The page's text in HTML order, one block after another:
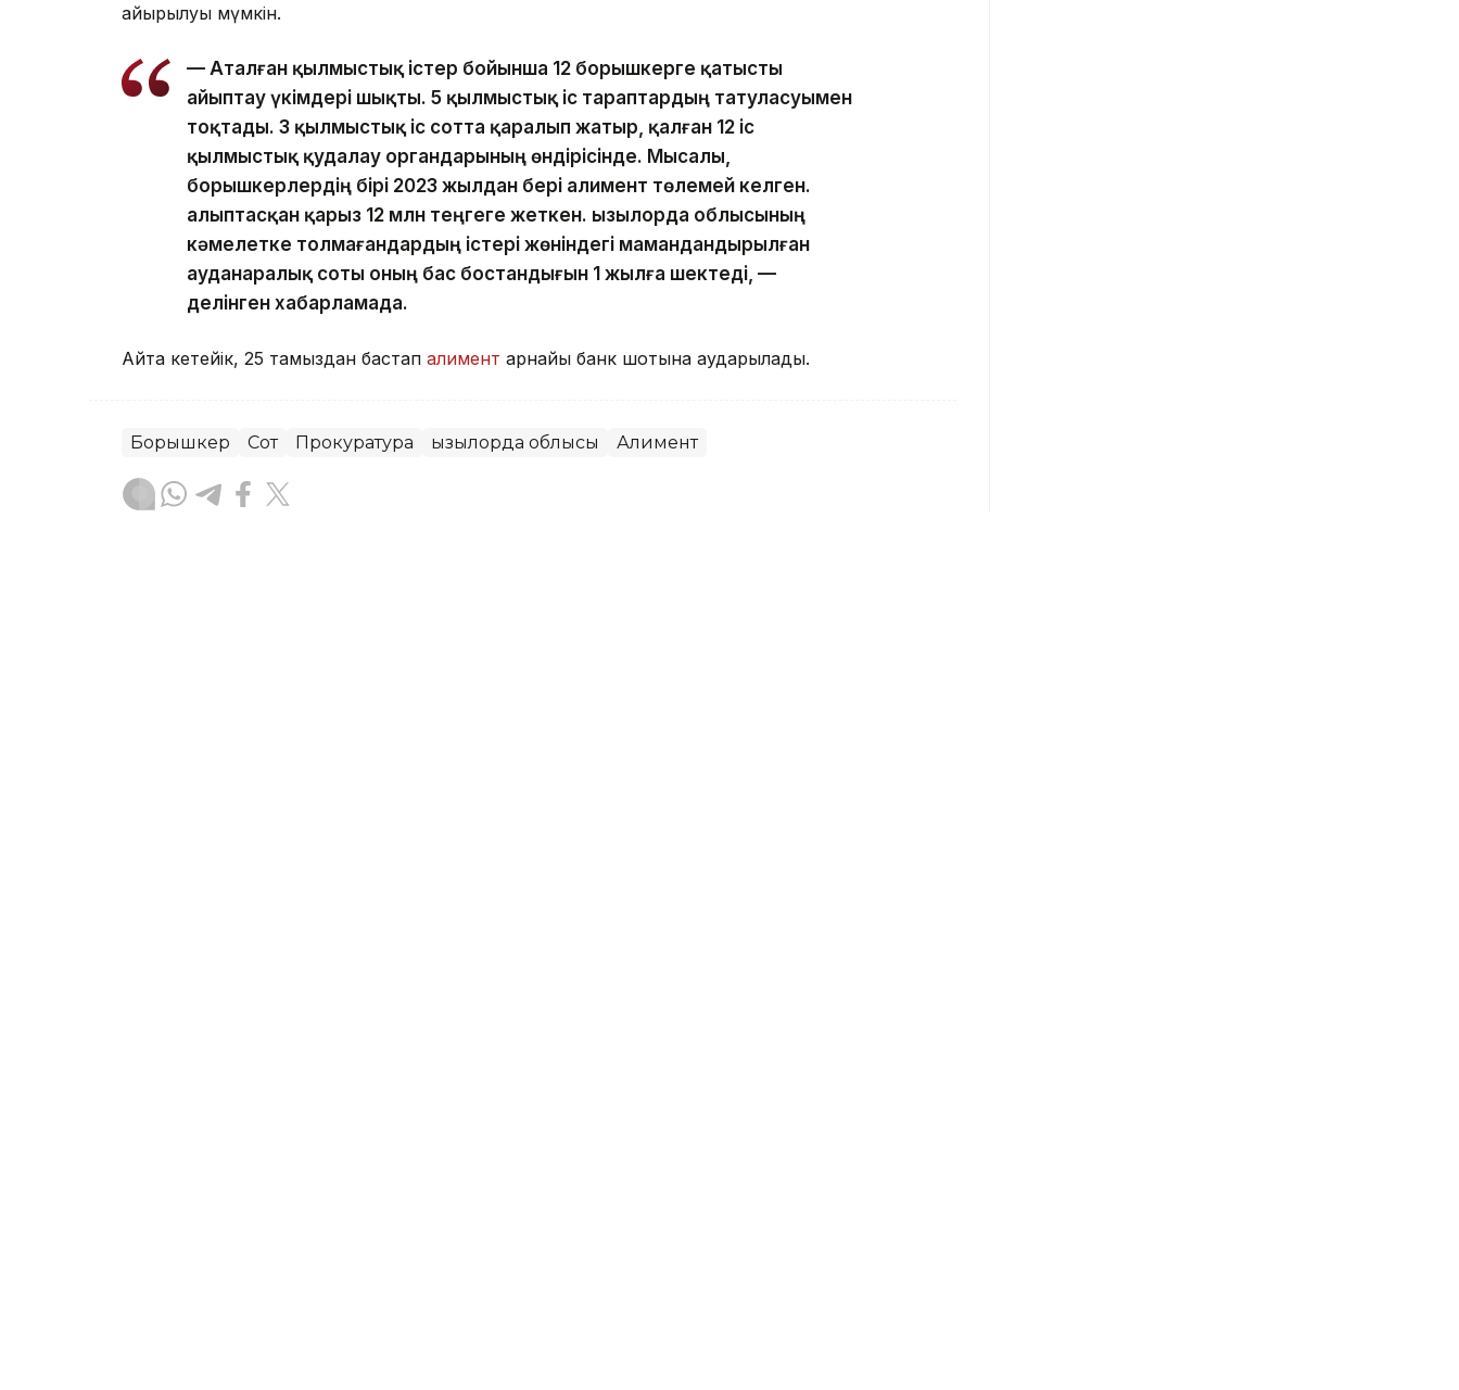
айырылуы мүмкін.
— Аталған қылмыстық істер бойынша 12 борышкерге қатысты
айыптау үкімдері шықты. 5 қылмыстық іс тараптардың татуласуымен
тоқтады. 3 қылмыстық іс сотта қаралып жатыр, қалған 12 іс
қылмыстық қудалау органдарының өндірісінде. Мысалы,
борышкерлердің бірі 2023 жылдан бері алимент төлемей келген.
Қалыптасқан қарыз 12 млн теңгеге жеткен. Қызылорда облысының
кәмелетке толмағандардың істері жөніндегі мамандандырылған
ауданаралық соты оның бас бостандығын 1 жылға шектеді, —
делінген хабарламада.
Айта кетейік, 25 тамыздан бастап алимент арнайы банк шотына аударылады.
Борышкер Сот Прокуратура Қызылорда облысы Алимент